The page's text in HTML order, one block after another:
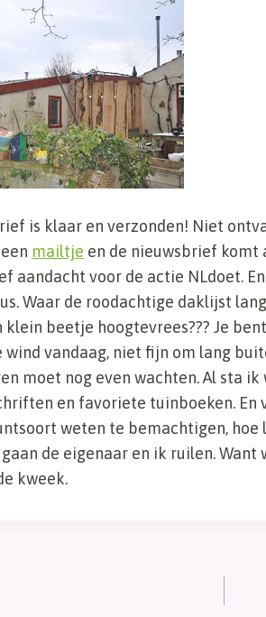
is klaar en verzonden! Niet
mailtje en de nieuwsbrief komt
aandacht voor de actie NLdoet.
Waar de roodachtige daklijst
klein beetje hoogtevrees??? Je
wind vandaag, niet fijn om lang
moet nog even wachten. Al sta
en favoriete tuinboeken. En
weten te bemachtigen, hoe
de eigenaar en ik ruilen.
kweek.